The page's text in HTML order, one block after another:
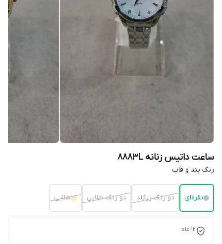
ساعت داتیس زنانه 8883L
رنگ بند و قاب
نقره‌ای دو رنگ رزگلد دو رنگ طلایی طلایی
۱۲ ماه